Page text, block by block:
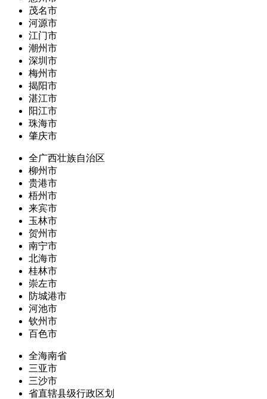
茂名市
河源市
江门市
潮州市
深圳市
梅州市
揭阳市
湛江市
阳江市
珠海市
肇庆市
全广西壮族自治区
柳州市
贵港市
梧州市
来宾市
玉林市
贺州市
南宁市
北海市
桂林市
崇左市
防城港市
河池市
钦州市
百色市
全海南省
三亚市
三沙市
省直辖县级行政区划